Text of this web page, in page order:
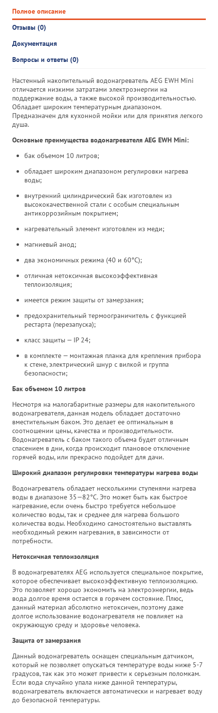
Полное описание
Отзывы (0)
Документация
Вопросы и ответы (0)
Настенный накопительный водонагреватель AEG EWH Mini
отличается низкими затратами электроэнергии на
поддержание воды, а также высокой производительностью.
Обладает широким температурным диапазоном.
Предназначен для кухонной мойки или для принятия легкого
душа.
Основные преимущества водонагревателя AEG EWH Mini:
бак объемом 10 литров;
обладает широким диапазоном регулировки нагрева
воды;
внутренний цилиндрический бак изготовлен из
высококачественной стали с особым специальным
антикоррозийным покрытием;
нагревательный элемент изготовлен из меди;
магниевый анод;
два экономичных режима (40 и 60°C);
отличная нетоксичная высокоэффективная
теплоизоляция;
имеется режим защиты от замерзания;
предохранительный термоограничитель с функцией
рестарта (перезапуска);
класс защиты — IP 24;
в комплекте — монтажная планка для крепления прибора
к стене, электрический шнур с вилкой и группа
безопасности;
Бак объемом 10 литров
Несмотря на малогабаритные размеры для накопительного
водонагревателя, данная модель обладает достаточно
вместительным баком. Это делает ее оптимальным в
соотношении цены, качества и производительности.
Водонагреватель с баком такого объема будет отличным
спасением в дни, когда происходит плановое отключение
горячей воды, или прекрасно подойдет для дачи.
Широкий диапазон регулировки температуры нагрева воды
Водонагреватель обладает несколькими ступенями нагрева
воды в диапазоне 35—82°С. Это может быть как быстрое
нагревание, если очень быстро требуется небольшое
количество воды, так и среднее для нагрева большого
количества воды. Необходимо самостоятельно выставлять
необходимый режим нагревания, в зависимости от
потребности.
Нетоксичная теплоизоляция
В водонагревателях AEG используется специальное покрытие,
которое обеспечивает высокоэффективную теплоизоляцию.
Это позволяет хорошо экономить на электроэнергии, ведь
вода долгое время остается в горячем состояние. Плюс,
данный материал абсолютно нетоксичен, поэтому даже
долгое использование водонагревателя не повлияет на
окружающую среду и здоровье человека.
Защита от замерзания
Данный водонагреватель оснащен специальным датчиком,
который не позволяет опускаться температуре воды ниже 5-7
градусов, так как это может привести к серьезным поломкам.
Если вода случайно упала ниже данной температуры,
водонагреватель включается автоматически и нагревает воду
до безопасной температуры.